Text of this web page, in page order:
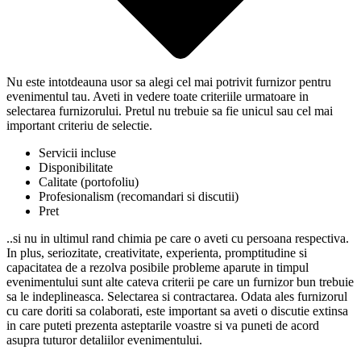
Nu este intotdeauna usor sa alegi cel mai potrivit furnizor pentru
evenimentul tau. Aveti in vedere toate criteriile urmatoare in
selectarea furnizorului. Pretul nu trebuie sa fie unicul sau cel mai
important criteriu de selectie.
Servicii incluse
Disponibilitate
Calitate (portofoliu)
Profesionalism (recomandari si discutii)
Pret
..si nu in ultimul rand chimia pe care o aveti cu persoana respectiva.
In plus, seriozitate, creativitate, experienta, promptitudine si
capacitatea de a rezolva posibile probleme aparute in timpul
evenimentului sunt alte cateva criterii pe care un furnizor bun trebuie
sa le indeplineasca. Selectarea si contractarea. Odata ales furnizorul
cu care doriti sa colaborati, este important sa aveti o discutie extinsa
in care puteti prezenta asteptarile voastre si va puneti de acord
asupra tuturor detaliilor evenimentului.